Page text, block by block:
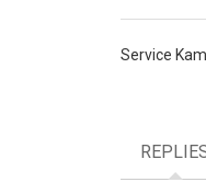
Service